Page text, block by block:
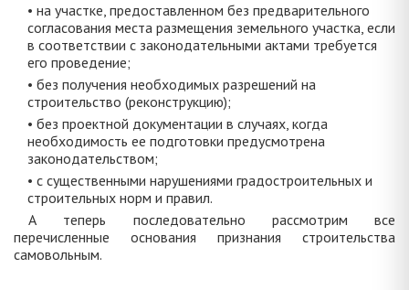
• на участке, предоставленном без предварительного
согласования места размещения земельного участка, если
в соответствии с законодательными актами требуется
его проведение;
• без получения необходимых разрешений на
строительство (реконструкцию);
• без проектной документации в случаях, когда
необходимость ее подготовки предусмотрена
законодательством;
• с существенными нарушениями градостроительных и
строительных норм и правил.
А теперь последовательно рассмотрим все
перечисленные основания признания строительства
самовольным.